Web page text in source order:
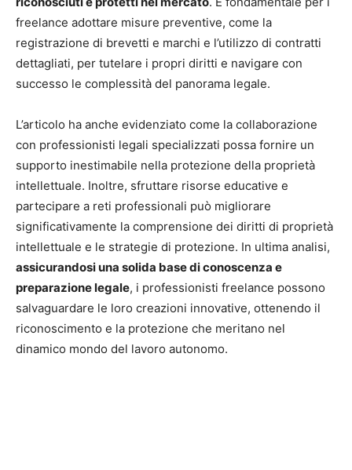
freelance adottare misure preventive, come la
registrazione di brevetti e marchi e l’utilizzo di contratti
dettagliati, per tutelare i propri diritti e navigare con
successo le complessità del panorama legale.
L’articolo ha anche evidenziato come la collaborazione
con professionisti legali specializzati possa fornire un
supporto inestimabile nella protezione della proprietà
intellettuale. Inoltre, sfruttare risorse educative e
partecipare a reti professionali può migliorare
significativamente la comprensione dei diritti di proprietà
intellettuale e le strategie di protezione. In ultima analisi,
assicurandosi una solida base di conoscenza e
preparazione legale, i professionisti freelance possono
salvaguardare le loro creazioni innovative, ottenendo il
riconoscimento e la protezione che meritano nel
dinamico mondo del lavoro autonomo.